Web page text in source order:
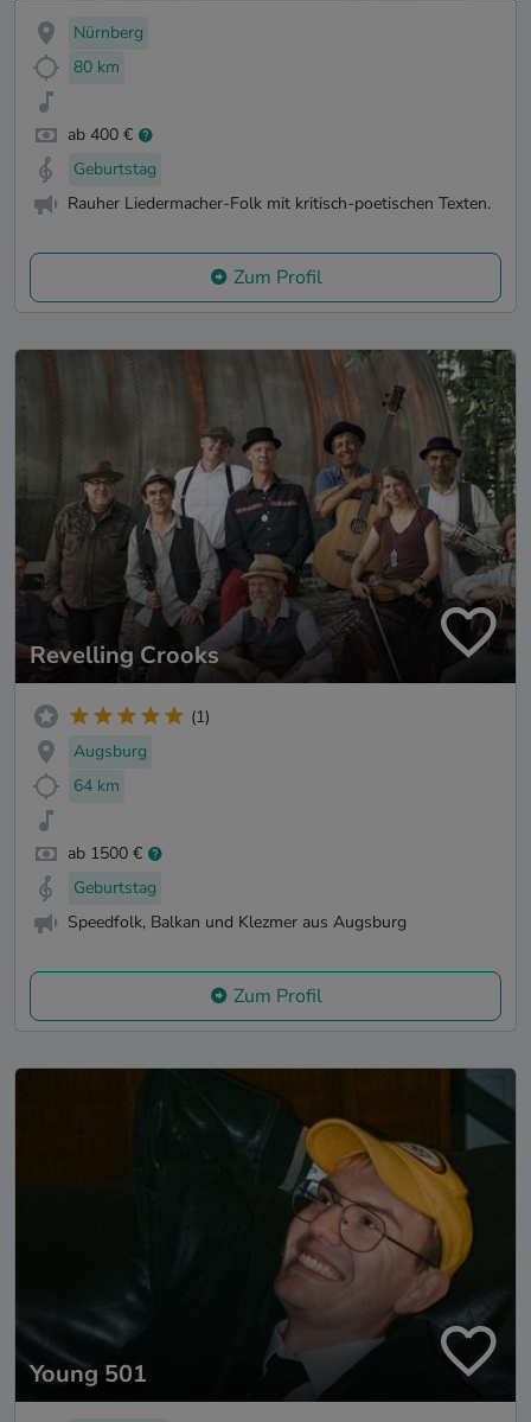
Nürnberg
80 km
ab 400 €
Geburtstag
Rauher Liedermacher-Folk mit kritisch-poetischen Texten.
Zum Profil
Revelling Crooks
(1)
Augsburg
64 km
ab 1500 €
Geburtstag
Speedfolk, Balkan und Klezmer aus Augsburg
Zum Profil
Young 501